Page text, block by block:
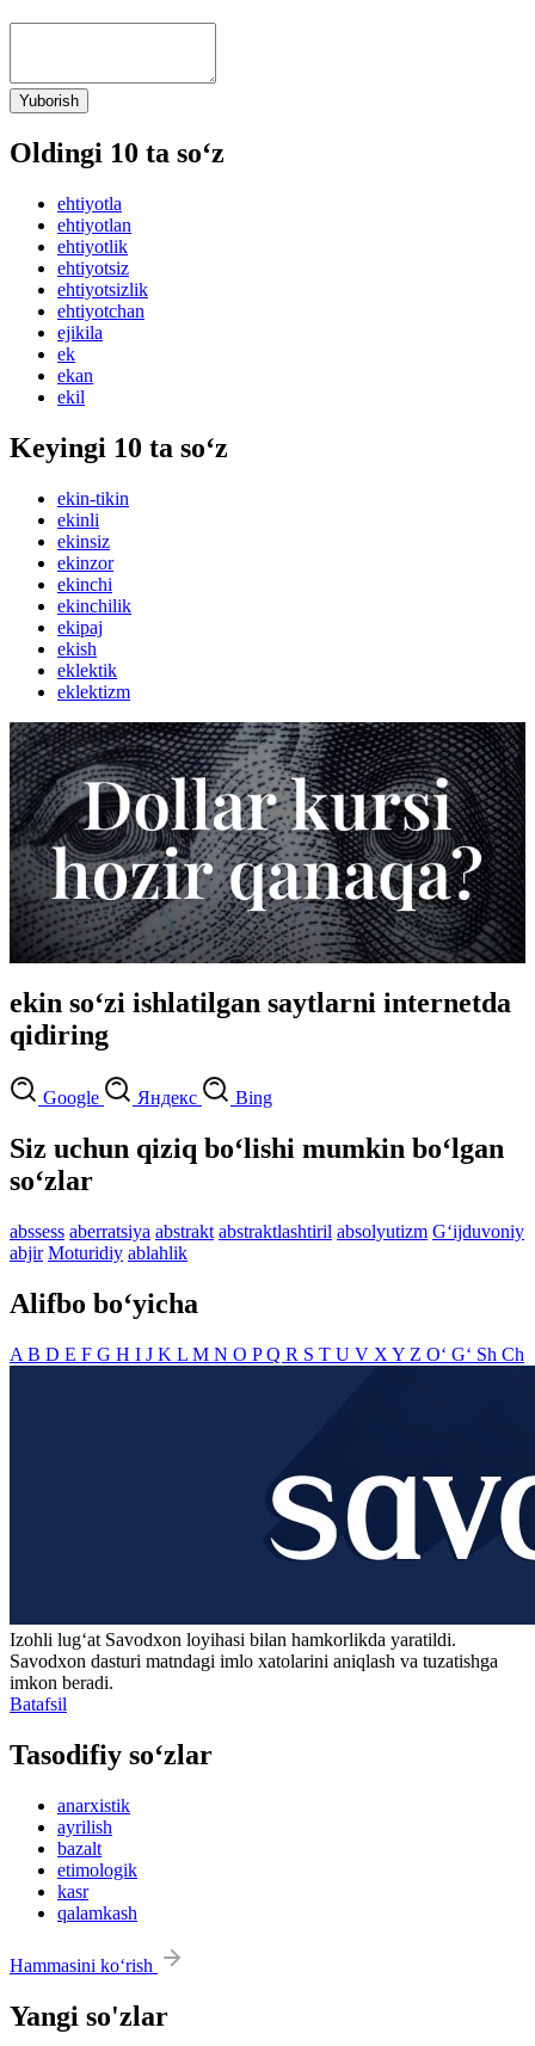
Yuborish
Oldingi 10 ta so‘z
ehtiyotla
ehtiyotlan
ehtiyotlik
ehtiyotsiz
ehtiyotsizlik
ehtiyotchan
ejikila
ek
ekan
ekil
Keyingi 10 ta so‘z
ekin-tikin
ekinli
ekinsiz
ekinzor
ekinchi
ekinchilik
ekipaj
ekish
eklektik
eklektizm
ekin so‘zi ishlatilgan saytlarni internetda
qidiring
Google Яндекс Bing
Siz uchun qiziq bo‘lishi mumkin bo‘lgan
so‘zlar
abssess aberratsiya abstrakt abstraktlashtiril absolyutizm G‘ijduvoniy
abjir Moturidiy ablahlik
Alifbo bo‘yicha
A B D E F G H I J K L M N O PQ R S T U V X Y Z O‘ G‘ Sh Ch
Izohli lugʻat Savodxon loyihasi bilan hamkorlikda yaratildi.
Savodxon dasturi matndagi imlo xatolarini aniqlash va tuzatishga
imkon beradi.
Batafsil
Tasodifiy so‘zlar
anarxistik
ayrilish
bazalt
etimologik
kasr
qalamkash
Hammasini ko‘rish
Yangi so'zlar